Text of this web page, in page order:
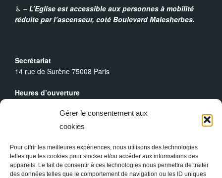
Gérer le consentement aux
cookies
Pour offrir les meilleures expériences, nous utilisons des technologies
telles que les cookies pour stocker et/ou accéder aux informations des
appareils. Le fait de consentir à ces technologies nous permettra de traiter
des données telles que le comportement de navigation ou les ID uniques
♿︎ – L’Eglise est accessible aux personnes à mobilité
réduite par l’ascenseur, coté Boulevard Malesherbes.
Secrétariat
14 rue de Surène 75008 Paris
Heures d’ouverture
Messes Dominicales
Dimanche, messe à10h30et18h